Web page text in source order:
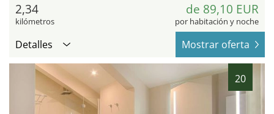
2,34
kilómetros
de 89,10 EUR
por habitación y noche
Detalles Mostrar oferta
20